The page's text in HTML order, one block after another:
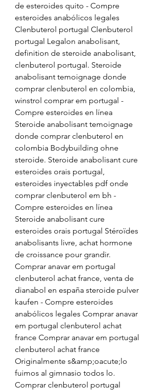
de esteroides quito - Compre
esteroides anabólicos legales
Clenbuterol portugal Clenbuterol
portugal Legalon anabolisant,
definition de steroide anabolisant,
clenbuterol portugal. Steroide
anabolisant temoignage donde
comprar clenbuterol en colombia,
winstrol comprar em portugal -
Compre esteroides en línea
Steroide anabolisant temoignage
donde comprar clenbuterol en
colombia Bodybuilding ohne
steroide. Steroide anabolisant cure
esteroides orais portugal,
esteroides inyectables pdf onde
comprar clenbuterol em bh -
Compre esteroides en línea
Steroide anabolisant cure
esteroides orais portugal Stéroïdes
anabolisants livre, achat hormone
de croissance pour grandir.
Comprar anavar em portugal
clenbuterol achat france, venta de
dianabol en españa steroide pulver
kaufen - Compre esteroides
anabólicos legales Comprar anavar
em portugal clenbuterol achat
france Comprar anavar em portugal
clenbuterol achat france
Originalmente s&amp;oacute;lo
fuimos al gimnasio todos lo.
Comprar clenbuterol portugal